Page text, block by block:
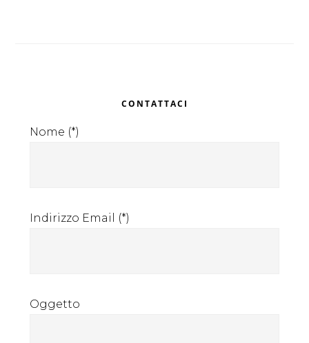
Sidebar
CONTATTACI
Nome (*)
Indirizzo Email (*)
Oggetto